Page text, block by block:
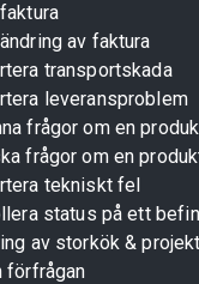
av faktura
transportskada
leveransproblem
frågor om en
frågor om en
tekniskt fel
status på ett
av storkök & projekt
förfrågan